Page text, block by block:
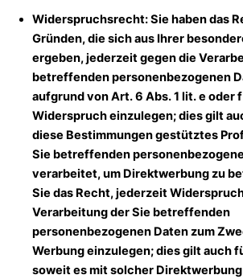
Widerspruchsrecht: Sie haben das
Gründen, die sich aus Ihrer
ergeben, jederzeit gegen die
betreffenden personenbezogenen
aufgrund von Art. 6 Abs. 1 lit. e oder
Widerspruch einzulegen; dies gilt
diese Bestimmungen gestütztes
Sie betreffenden
verarbeitet, um Direktwerbung zu
Sie das Recht, jederzeit
Verarbeitung der Sie betreffenden
personenbezogenen Daten zum
Werbung einzulegen; dies gilt auch
soweit es mit solcher